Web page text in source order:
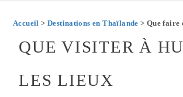
Accueil > Destinations en Thaïlande > Que faire
QUE VISITER À
LES LIEUX